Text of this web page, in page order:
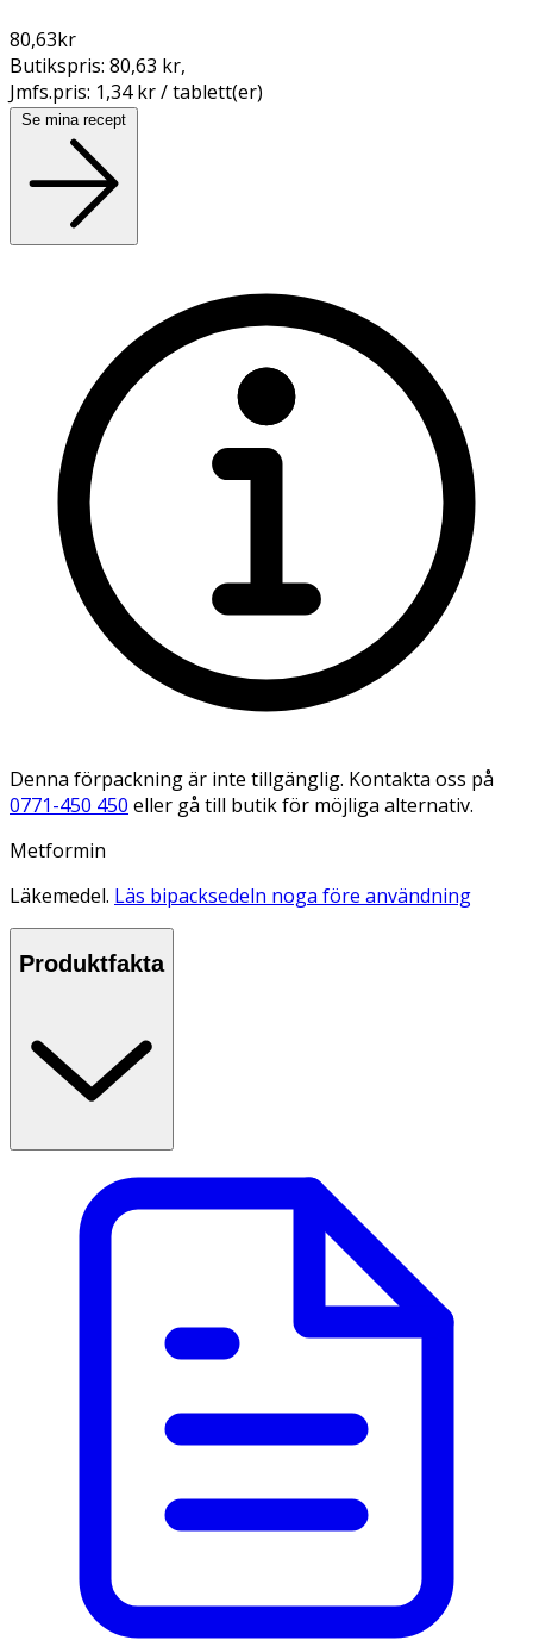
80,63kr
Butikspris: 80,63 kr,
Jmfs.pris: 1,34 kr / tablett(er)
Se mina recept
Denna förpackning är inte tillgänglig. Kontakta oss på
0771-450 450 eller gå till butik för möjliga alternativ.
Metformin
Läkemedel. Läs bipacksedeln noga före användning
Produktfakta